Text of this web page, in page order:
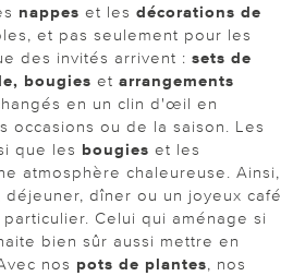
nappes et les décorations de
et pas seulement pour les
des invités arrivent : sets de
bougies et arrangements
en un clin d'œil en
occasions ou de la saison. Les
que les bougies et les
atmosphère chaleureuse. Ainsi,
dîner ou un joyeux café
Celui qui aménage si
bien sûr aussi mettre en
nos pots de plantes, nos